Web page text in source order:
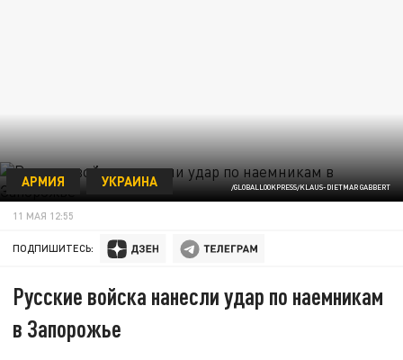
/GLOBALLOOKPRESS/KLAUS-DIETMAR GABBERT
АРМИЯ УКРАИНА
11 МАЯ 12:55
ПОДПИШИТЕСЬ:
Русские войска нанесли удар по наемникам
в Запорожье